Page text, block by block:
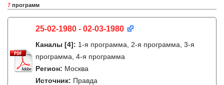
7 программ
25-02-1980 - 02-03-1980
Каналы [4]: 1-я программа, 2-я программа, 3-я
программа, 4-я программа
Регион: Москва
Источник: Правда